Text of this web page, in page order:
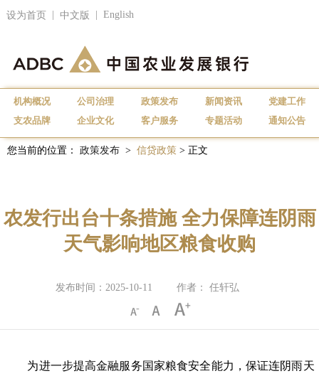
设为首页 中文版 English
机构概况 公司治理 政策发布 新闻资讯
党建工作
支农品牌
企业文化 客户服务 专题活动 通知公告
您当前的位置： 政策发布 > 信贷政策 > 正文
农发行出台十条措施 全力保障连阴雨
天气影响地区粮食收购
发布时间：2025-10-11 作者： 任轩弘
为进一步提高金融服务国家粮食安全能力，保证连阴雨天